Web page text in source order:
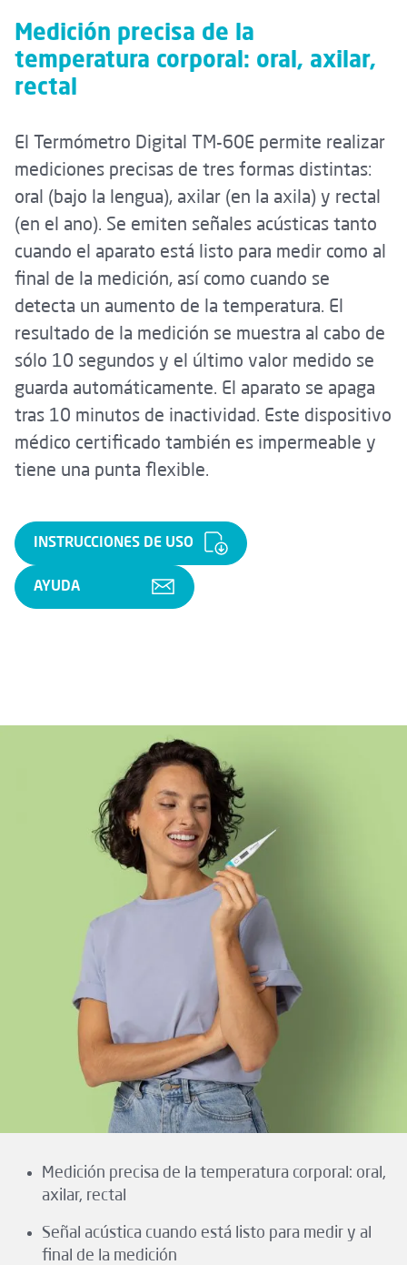
Medición precisa de la
temperatura corporal: oral, axilar,
rectal
El Termómetro Digital TM-60E permite realizar
mediciones precisas de tres formas distintas:
oral (bajo la lengua), axilar (en la axila) y rectal
(en el ano). Se emiten señales acústicas tanto
cuando el aparato está listo para medir como al
final de la medición, así como cuando se
detecta un aumento de la temperatura. El
resultado de la medición se muestra al cabo de
sólo 10 segundos y el último valor medido se
guarda automáticamente. El aparato se apaga
tras 10 minutos de inactividad. Este dispositivo
médico certificado también es impermeable y
tiene una punta flexible.
INSTRUCCIONES DE USO
AYUDA
Medición precisa de la temperatura corporal: oral,
axilar, rectal
Señal acústica cuando está listo para medir y al
final de la medición